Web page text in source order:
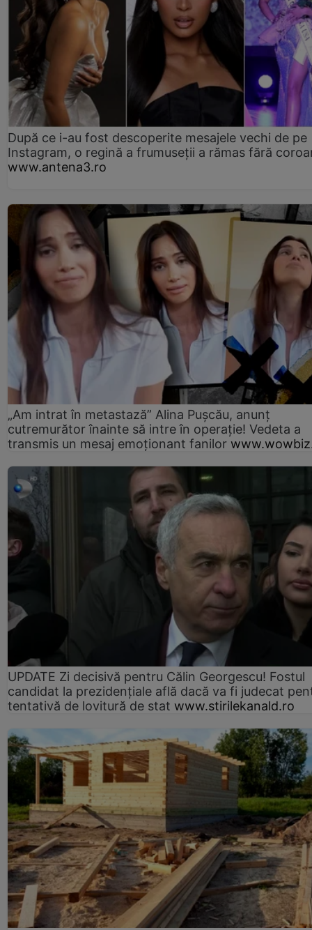
După ce i-au fost descoperite mesajele vechi de pe
Instagram, o regină a frumuseții a rămas fără
www.antena3.ro
„Am intrat în metastază” Alina Pușcău, anunț
cutremurător înainte să intre în operație! Vedeta a
transmis un mesaj emoționant fanilor
UPDATE Zi decisivă pentru Călin Georgescu! Fostul
candidat la prezidențiale află dacă va fi judecat
tentativă de lovitură de stat www.stirilekanald.ro